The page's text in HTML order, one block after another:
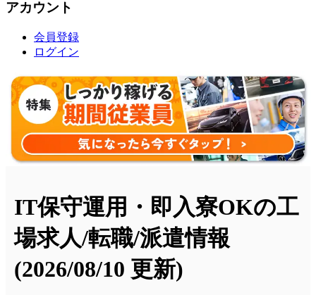
アカウント
会員登録
ログイン
IT保守運用・即入寮OKの工
場求人/転職/派遣情報
(2026/08/10 更新)